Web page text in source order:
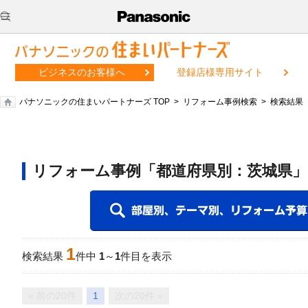
ビジネスのお客様へ 登録店様専用サイト
パナソニックの住まいパートナーズ TOP リフォーム事例検索 検索結果
リフォーム事例「都道府県別：茨城県
検索結果 1件中 1～ 1件目を表示
1